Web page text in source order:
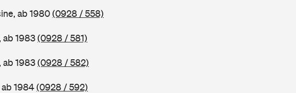
ab 1980(0928 / 558)
ab 1983(0928 / 581)
ab 1983(0928 / 582)
1984(0928 / 592)